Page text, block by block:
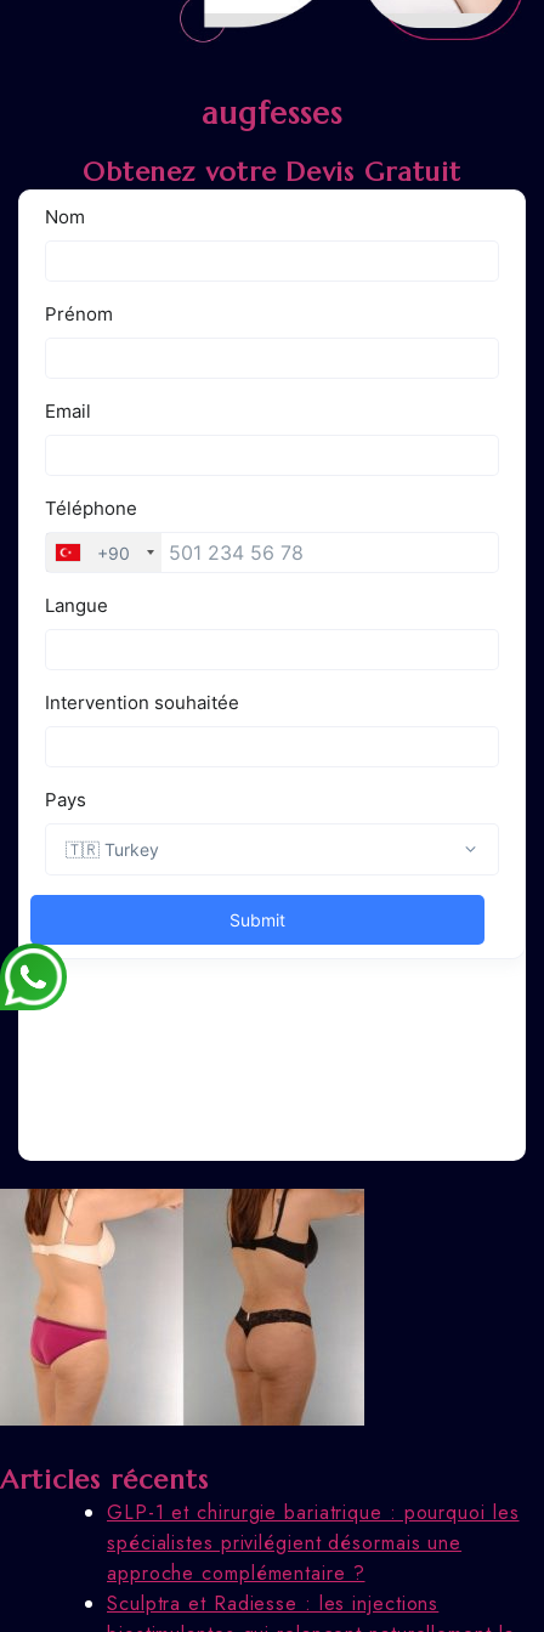
augfesses
Obtenez votre Devis Gratuit
Articles récents
GLP-1 et chirurgie bariatrique : pourquoi les
spécialistes privilégient désormais une
approche complémentaire ?
Sculptra et Radiesse : les injections